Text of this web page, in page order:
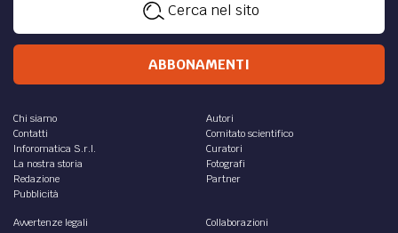
Cerca nel sito
ABBONAMENTI
Chi siamo
Contatti
Inforomatica S.r.l.
La nostra storia
Redazione
Pubblicità
Autori
Comitato scientifico
Curatori
Fotografi
Partner
Avvertenze legali
Collaborazioni